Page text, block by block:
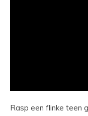
Rasp een flinke teen